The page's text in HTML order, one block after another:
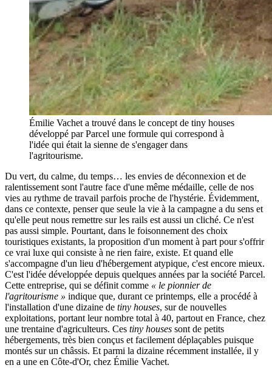
Émilie Vachet a trouvé dans le concept de tiny houses
développé par Parcel une formule qui correspond à
l'idée qui était la sienne de s'engager dans
l'agritourisme.
Du vert, du calme, du temps… les envies de déconnexion et de
ralentissement sont l'autre face d'une même médaille, celle de nos
vies au rythme de travail parfois proche de l'hystérie. Évidemment,
dans ce contexte, penser que seule la vie à la campagne a du sens et
qu'elle peut nous remettre sur les rails est aussi un cliché. Ce n'est
pas aussi simple. Pourtant, dans le foisonnement des choix
touristiques existants, la proposition d'un moment à part pour s'offrir
ce vrai luxe qui consiste à ne rien faire, existe. Et quand elle
s'accompagne d'un lieu d'hébergement atypique, c'est encore mieux.
C'est l'idée développée depuis quelques années par la société Parcel.
Cette entreprise, qui se définit comme « le pionnier de
l'agritourisme » indique que, durant ce printemps, elle a procédé à
l'installation d'une dizaine de tiny houses, sur de nouvelles
exploitations, portant leur nombre total à 40, partout en France, chez
une trentaine d'agriculteurs. Ces tiny houses sont de petits
hébergements, très bien conçus et facilement déplaçables puisque
montés sur un châssis. Et parmi la dizaine récemment installée, il y
en a une en Côte-d'Or, chez Émilie Vachet.